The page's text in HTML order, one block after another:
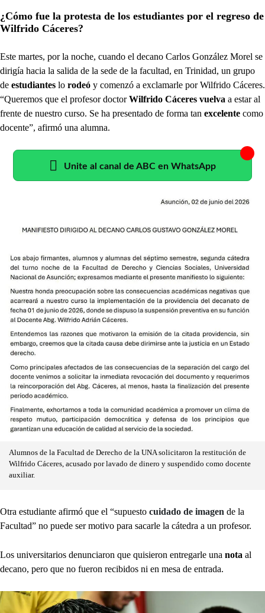
¿Cómo fue la protesta de los estudiantes por el regreso de
Wilfrido Cáceres?
Este martes, por la noche, cuando el decano Carlos González Morel se
dirigía hacia la salida de la sede de la facultad, en Trinidad, un grupo
de estudiantes lo rodeó y comenzó a exclamarle por Wilfrido Cáceres.
“Queremos que el profesor doctorWilfrido Cáceres vuelva a estar al
frente de nuestro curso. Se ha presentado de forma tan excelente como
docente”, afirmó una alumna.
Unite al canal de ABC en WhatsApp
Alumnos de la Facultad de Derecho de la UNA solicitaron la restitución de
Wilfrido Cáceres, acusado por lavado de dinero y suspendido como docente
auxiliar.
Otra estudiante afirmó que el “supuesto cuidado de imagen de la
Facultad” no puede ser motivo para sacarle la cátedra a un profesor.
Los universitarios denunciaron que quisieron entregarle una nota al
decano, pero que no fueron recibidos ni en mesa de entrada.